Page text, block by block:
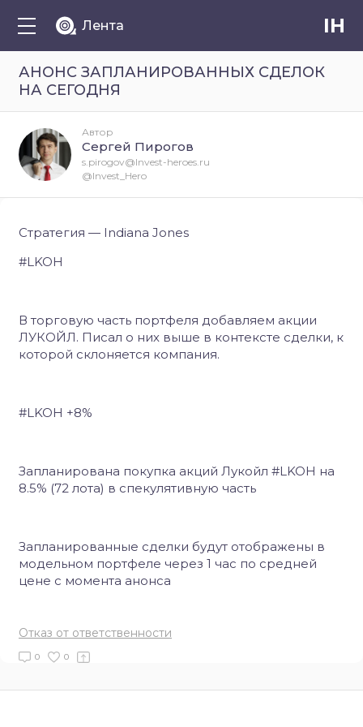
Лента IH
АНОНС ЗАПЛАНИРОВАННЫХ СДЕЛОК
НА СЕГОДНЯ
Стратегия — Indiana Jones
#LKOH
В торговую часть портфеля добавляем акции
ЛУКОЙЛ. Писал о них выше в контексте сделки, к
которой склоняется компания.
#LKOH +8%
Запланирована покупка акций Лукойл #LKOH на
8.5% (72 лота) в спекулятивную часть
Запланированные сделки будут отображены в
модельном портфеле через 1 час по средней
цене с момента анонса
Отказ от ответственности
0 0
Автор
Сергей Пирогов
s.pirogov@Invest-heroes.ru
@Invest_Hero